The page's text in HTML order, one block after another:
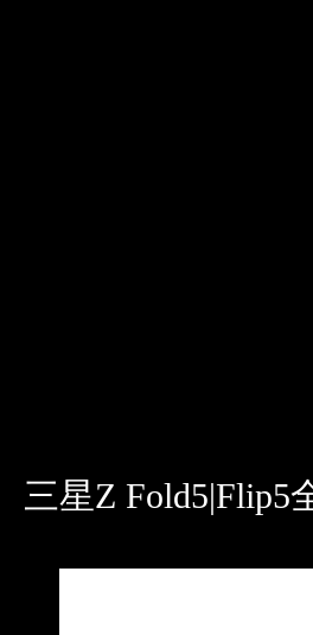
三星Z Fold5|Flip5